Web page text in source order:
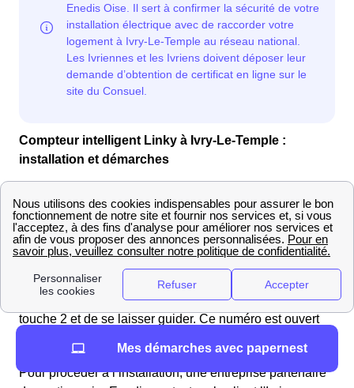
Compteur intelligent Linky à Ivry-Le-Temple :
installation et démarches
Le boitier intelligentLinkypermet de donner les
informations de consommation sans intervention d’un
technicien. Déployé depuis 2015, ce boitier facilite la vie
des Ivriennes et Ivriens. Pour les derniers habitants
d'Ivry-Le-Temple n’ayant pas encore ce boitier chez eux,
il est possible de contacter contacter Enedis au numéro
09.70.83.19.70. Il suffit ensuite de taper la
touche 2 et de se laisser guider. Ce numéro est ouvert
Pour procéder à l’installation, une entreprise partenaire
Mes démarches avec papernest